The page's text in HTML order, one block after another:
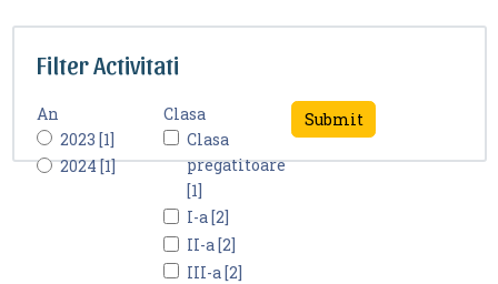
Filter Activitati
An
2023 [1]
2024 [1]
Clasa
Clasa
pregatitoare
[1]
I-a [2]
II-a [2]
III-a [2]